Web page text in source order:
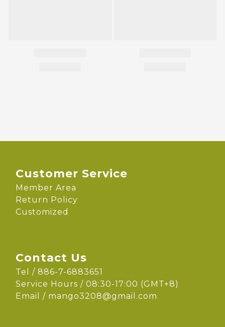
Customer Service
Member Area
Return Policy
Customized
Contact Us
Tel / 886-7-6883651
Service Hours / 08:30-17:00 (GMT+8)
Email / mango3208@gmail.com